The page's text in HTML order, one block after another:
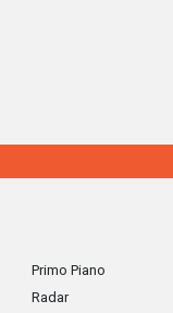
Primo Piano
Radar